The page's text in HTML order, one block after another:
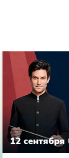
12 сентября